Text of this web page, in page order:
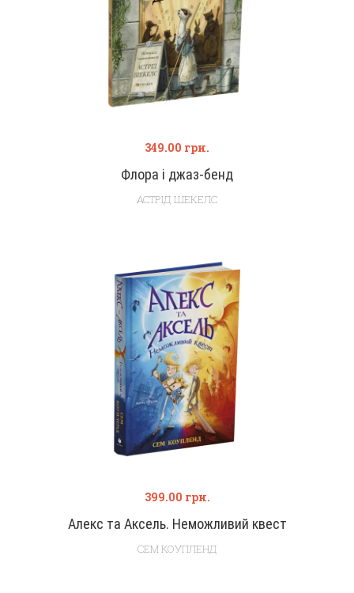
Флора і джаз-бенд
349.00 грн.
АСТРІД ШЕКЕЛС
Алекс та Аксель. Неможливий квест
399.00 грн.
СЕМ КОУПЛЕНД